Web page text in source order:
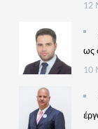
12
ως
10